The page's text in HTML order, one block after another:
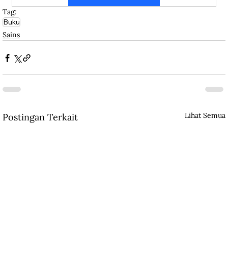
Tag:
Buku
Sains
Postingan Terkait Lihat Semua